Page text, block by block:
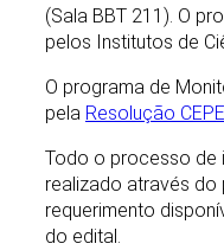
(Sala BBT 211). O
pelos Institutos de
O programa de
pela Resolução
Todo o processo de
realizado através do
requerimento
do edital.